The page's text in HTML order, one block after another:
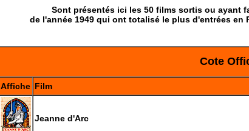
Sont présentés ici les 50 films sortis ou ayant
de l'année 1949 qui ont totalisé le plus d'entrées en
Cote
Affiche Film
Jeanne d'Arc